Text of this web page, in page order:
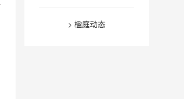
> 楹庭动态